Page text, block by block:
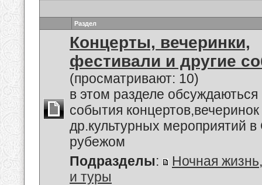
Раздел
Концерты, вечеринки,
фестивали и другие
(просматривают: 10)
в этом разделе
события
др.культурных мероприятий
рубежом
Подразделы: Ночная жизнь
и туры